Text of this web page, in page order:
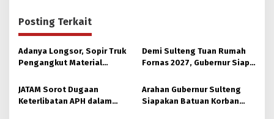
Posting Terkait
Adanya Longsor, Sopir Truk
Pengangkut Material
Korban
Demi Sulteng Tuan Rumah
Fornas 2027, Gubernur Siap
JATAM Sorot Dugaan
Keterlibatan APH dalam
Arahan Gubernur Sulteng
Siapakan Batuan Korban